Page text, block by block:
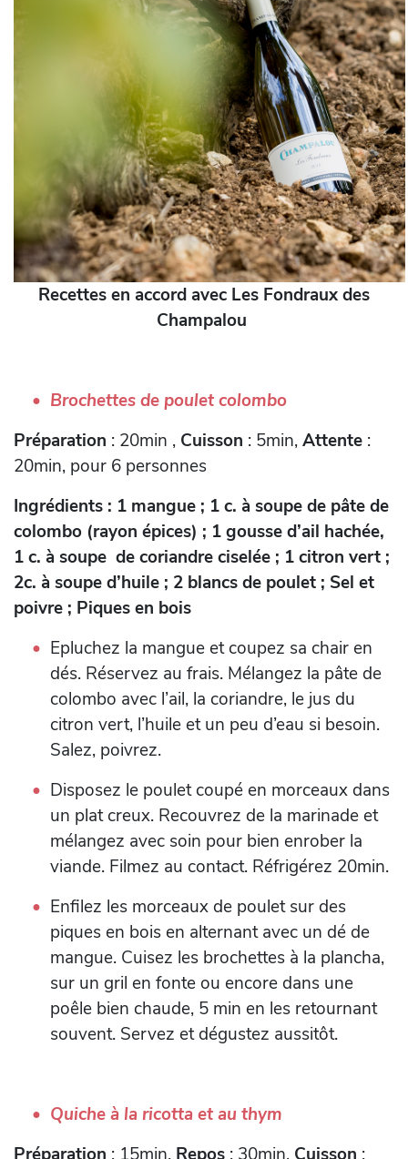
Recettes en accord avec Les Fondraux des
Champalou
Brochettes de poulet colombo
Préparation : 20min , Cuisson : 5min,Attente :
20min, pour 6 personnes
Ingrédients : 1 mangue ; 1 c. à soupe de pâte de
colombo (rayon épices) ; 1 gousse d’ail hachée,
1 c. à soupe de coriandre ciselée ; 1 citron vert ;
2c. à soupe d’huile ; 2 blancs de poulet ; Sel et
poivre ; Piques en bois
Epluchez la mangue et coupez sa chair en
dés. Réservez au frais. Mélangez la pâte de
colombo avec l’ail, la coriandre, le jus du
citron vert, l’huile et un peu d’eau si besoin.
Salez, poivrez.
Disposez le poulet coupé en morceaux dans
un plat creux. Recouvrez de la marinade et
mélangez avec soin pour bien enrober la
viande. Filmez au contact. Réfrigérez 20min.
Enfilez les morceaux de poulet sur des
piques en bois en alternant avec un dé de
mangue. Cuisez les brochettes à la plancha,
sur un gril en fonte ou encore dans une
poêle bien chaude, 5 min en les retournant
souvent. Servez et dégustez aussitôt.
Quiche à la ricotta et au thym